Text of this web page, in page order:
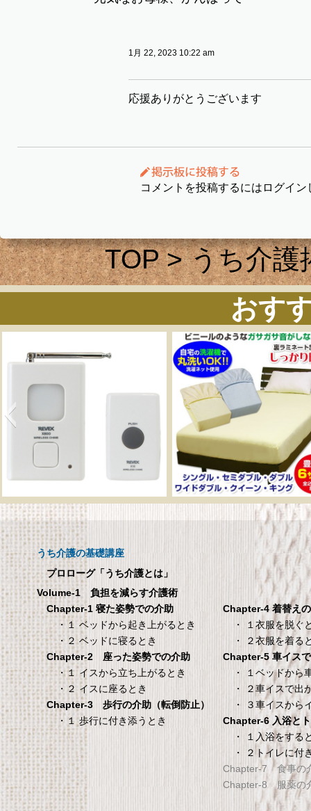
1月 22, 2023 10:22 am
応援ありがとうございます
コメントを投稿するにはログイン
TOP>うち介護
おす
呼び出しチャイムセット
X810
呼び出しチャイムセット X810
メーカー直販 ベッ
ックスシーツ 防水
ツ 【介護シーツ･ベ
用防水シーツ】シ
100×200×30cm ク
メーカー直販 ベッド用ボ
シーツ 防水シーツ 【介護
ベッド用防水シーツ】シ
100×200×30cm クリー
タンスのゲン 介護用ベ
ッドテーブル キャスタ
ー付き 伸縮式 高さ調節
可能 Licht リヒト
65090050BR
タンスのゲン 介護用ベッドテー
ブル キャスター付き 伸縮式 高さ
調節可能 Licht リヒト
65090050BR
TANITA 【乗った人
タリと当てる「乗
機能」搭載】 体組
ホワイト BC-754-
TANITA 【乗った人をピタ
てる「乗るピタ機能」搭
組成計 ホワイト BC-754-
うち介護の基礎講座
プロローグ「うち介護とは」
Volume-1 負担を減らす介護術
Chapter-1 寝た姿勢での介助
・１ ベッドから起き上がるとき
・２ ベッドに寝るとき
Chapter-2 座った姿勢での介助
・１ イスから立ち上がるとき
・２ イスに座るとき
Chapter-3 歩行の介助（転倒防止）
・１ 歩行に付き添うとき
Chapter-4 着替え
・ １衣服を脱ぐ
・ ２衣服を着る
Chapter-5 車イス
・ １ベッドから
・ ２車イスで出
・ ３車イスから
Chapter-6 入浴と
・ １入浴をする
・ ２トイレに付
Chapter-7 食事の
Chapter-8 服薬の